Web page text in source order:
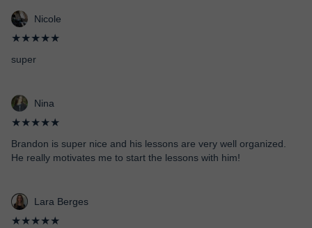
Nicole
★★★★★
super
Nina
★★★★★
Brandon is super nice and his lessons are very well organized.
He really motivates me to start the lessons with him!
Lara Berges
★★★★★